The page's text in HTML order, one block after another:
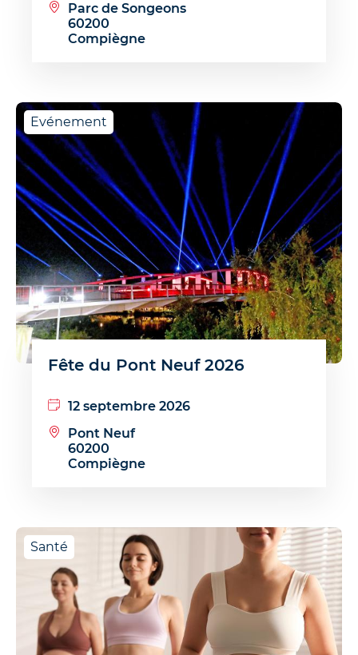
Parc de Songeons
60200
Compiègne
Evénement
Fête du Pont Neuf 2026
12 septembre 2026
Pont Neuf
60200
Compiègne
Santé